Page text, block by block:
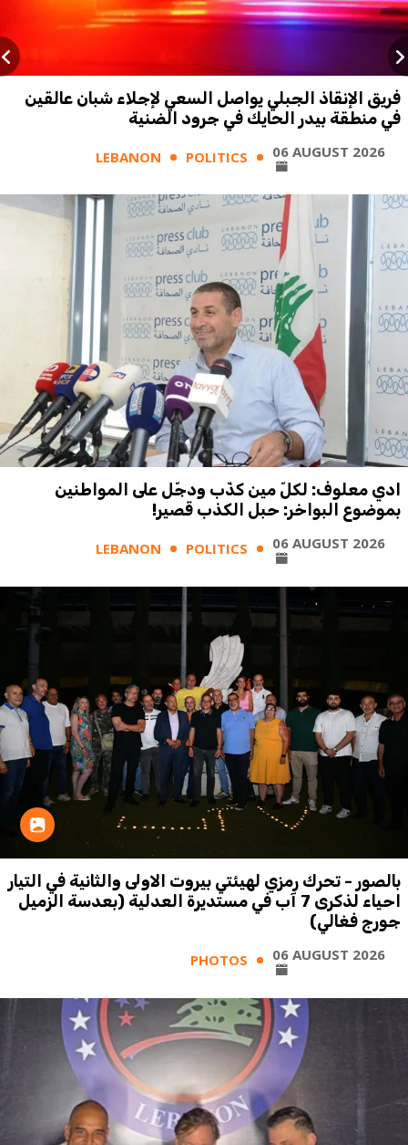
فريق الإنقاذ الجبلي يواصل السعي لإجلاء شبان عالقين
في منطقة بيدر الحايك في جرود الضنية
LEBANON POLITICS 06 AUGUST 2026
ادي معلوف: لكلّ مين كذّب ودجّل على المواطنين
بموضوع البواخر: حبل الكذب قصير!
LEBANON POLITICS 06 AUGUST 2026
بالصور - تحرك رمزي لهيئتي بيروت الاولى والثانية في التيار
احياء لذكرى 7 آب في مستديرة العدلية (بعدسة الزميل
جورج فغالي)
PHOTOS 06 AUGUST 2026